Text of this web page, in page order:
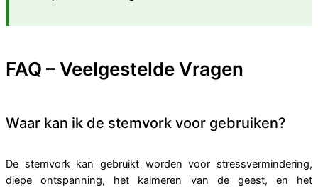
FAQ – Veelgestelde Vragen
Waar kan ik de stemvork voor gebruiken?
De stemvork kan gebruikt worden voor stressvermindering,
diepe ontspanning, het kalmeren van de geest, en het